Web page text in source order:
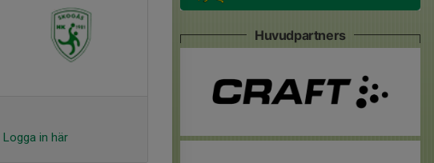
Logga in här
Huvudpartners